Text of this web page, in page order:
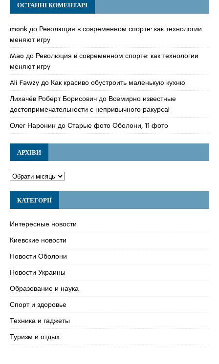
ОСТАННІ КОМЕНТАРІ
monkдо Революция в современном спорте: как технологии
меняют игру
Mao до Революция в современном спорте: как технологии
меняют игру
Ali Fawzyдо Как красиво обустроить маленькую кухню
Лихачёв Роберт Борисовичдо Всемирно известные
достопримечательности с непривычного ракурса!
Олег Наронин доСтарые фото Оболони, 11 фото
АРХІВИ
КАТЕГОРІЇ
Интересные новости
Киевские новости
Новости Оболони
Новости Украины
Образование и наука
Спорт и здоровье
Техника и гаджеты
Туризм и отдых